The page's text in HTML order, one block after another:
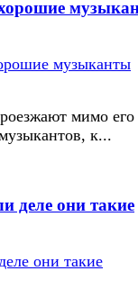
мимо его
к...
деле они такие